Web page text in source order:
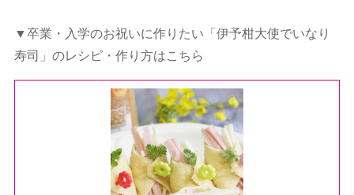
▼卒業・入学のお祝いに作りたい「伊予柑大使でいなり
寿司」のレシピ・作り方はこちら